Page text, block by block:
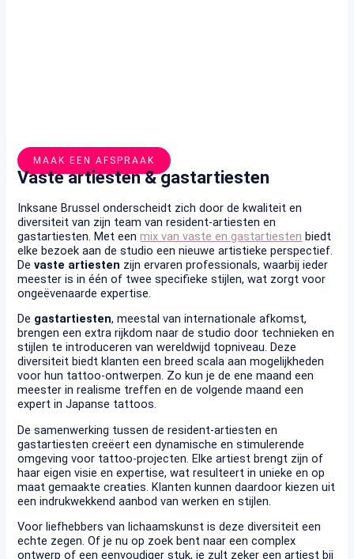
MAAK EEN AFSPRAAK
Vaste artiesten & gastartiesten
Inksane Brussel onderscheidt zich door de kwaliteit en
diversiteit van zijn team van resident-artiesten en
gastartiesten. Met eenmix van vaste en gastartiesten biedt
elke bezoek aan de studio een nieuwe artistieke perspectief.
Devaste artiesten zijn ervaren professionals, waarbij ieder
meester is in één of twee specifieke stijlen, wat zorgt voor
ongeëvenaarde expertise.
De gastartiesten, meestal van internationale afkomst,
brengen een extra rijkdom naar de studio door technieken en
stijlen te introduceren van wereldwijd topniveau. Deze
diversiteit biedt klanten een breed scala aan mogelijkheden
voor hun tattoo-ontwerpen. Zo kun je de ene maand een
meester in realisme treffen en de volgende maand een
expert in Japanse tattoos.
De samenwerking tussen de resident-artiesten en
gastartiesten creëert een dynamische en stimulerende
omgeving voor tattoo-projecten. Elke artiest brengt zijn of
haar eigen visie en expertise, wat resulteert in unieke en op
maat gemaakte creaties. Klanten kunnen daardoor kiezen uit
een indrukwekkend aanbod van werken en stijlen.
Voor liefhebbers van lichaamskunst is deze diversiteit een
echte zegen. Of je nu op zoek bent naar een complex
ontwerp of een eenvoudiger stuk, je zult zeker een artiest bij